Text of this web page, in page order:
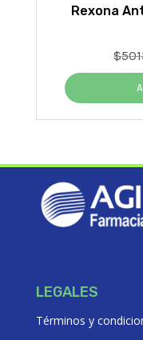
Rexona
$
LEGALES
Términos y